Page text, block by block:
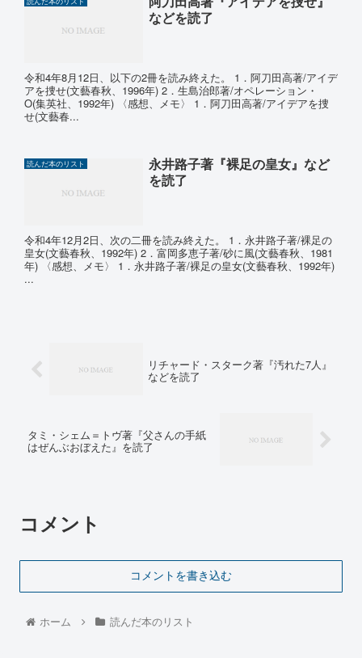
などを読了
令和4年8月12日、以下の2冊を読み終えた。 1．阿刀田高著/アイデ
アを捜せ(文藝春秋、1996年) 2．生島治郎著/オペレーション・
O(集英社、1992年) 〈感想、メモ〉 1．阿刀田高著/アイデアを捜
せ(文藝春...
読んだ本のリスト
永井路子著『裸足の皇女』など
を読了
令和4年12月2日、次の二冊を読み終えた。 1．永井路子著/裸足の
皇女(文藝春秋、1992年) 2．富岡多恵子著/砂に風(文藝春秋、1981
年) 〈感想、メモ〉 1．永井路子著/裸足の皇女(文藝春秋、1992年)
...
リチャード・スターク著『汚れた7人』
などを読了
タミ・シェム＝トヴ著『父さんの手紙
はぜんぶおぼえた』を読了
コメント
コメントを書き込む
ホーム 読んだ本のリスト